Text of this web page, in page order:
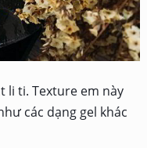
li ti. Texture em này
các dạng gel khác